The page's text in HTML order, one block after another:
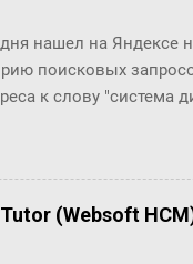
с
от нас, нужно
нашел на Яндексе
поисковых
к слову "система
(Websoft